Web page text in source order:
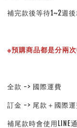
補完款後等待1~2週
※預購商品都是分兩
全款 -> 國際運費
訂金 -> 尾款＋國際運
補尾款時會使用LINE